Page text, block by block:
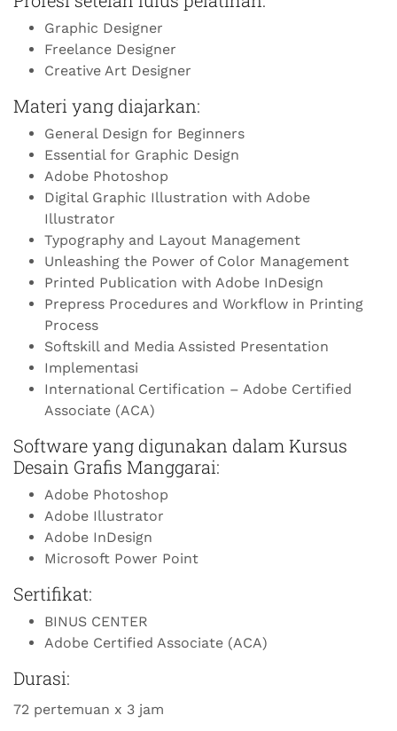
Graphic Designer
Freelance Designer
Creative Art Designer
Materi yang diajarkan:
General Design for Beginners
Essential for Graphic Design
Adobe Photoshop
Digital Graphic Illustration with Adobe
Illustrator
Typography and Layout Management
Unleashing the Power of Color Management
Printed Publication with Adobe InDesign
Prepress Procedures and Workflow in Printing
Process
Softskill and Media Assisted Presentation
Implementasi
International Certification – Adobe Certified
Associate (ACA)
Software yang digunakan dalam Kursus
Desain Grafis Manggarai:
Adobe Photoshop
Adobe Illustrator
Adobe InDesign
Microsoft Power Point
Sertifikat:
BINUS CENTER
Adobe Certified Associate (ACA)
Durasi:
72 pertemuan x 3 jam